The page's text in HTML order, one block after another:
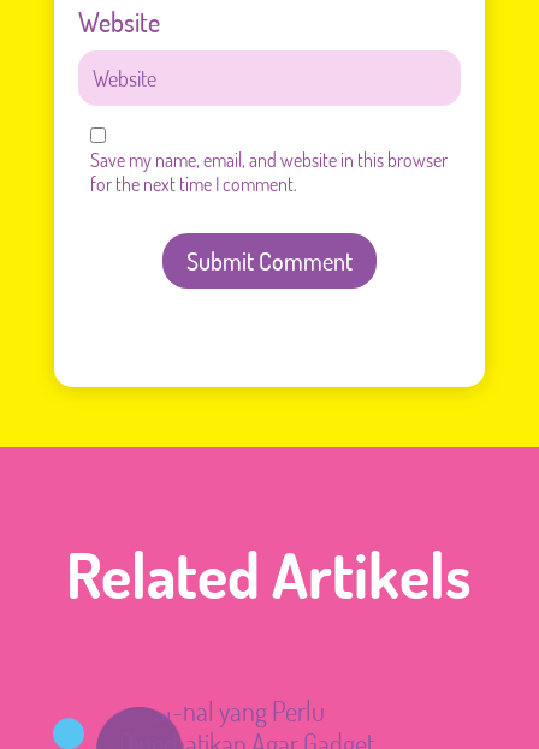
Website
Save my name, email, and website in this browser
for the next time I comment.
Submit Comment
Related Artikels